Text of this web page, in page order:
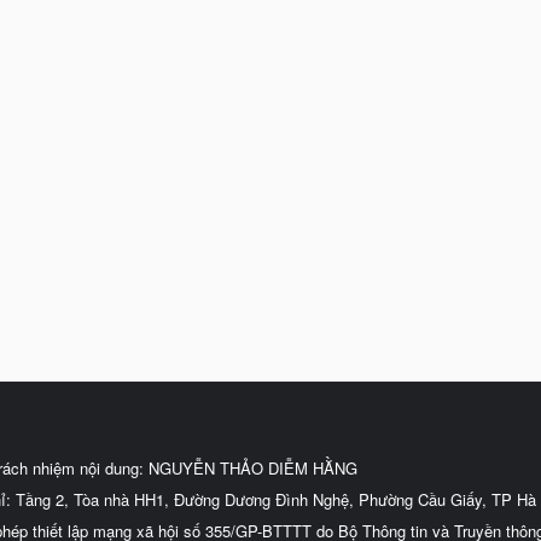
nhiệm nội dung: NGUYỄN THẢO DIỄM HẰNG
Tầng 2, Tòa nhà HH1, Đường Dương Đình Nghệ, Phường Cầu Giấy, TP Hà
thiết lập mạng xã hội số 355/GP-BTTTT do Bộ Thông tin và Truyền